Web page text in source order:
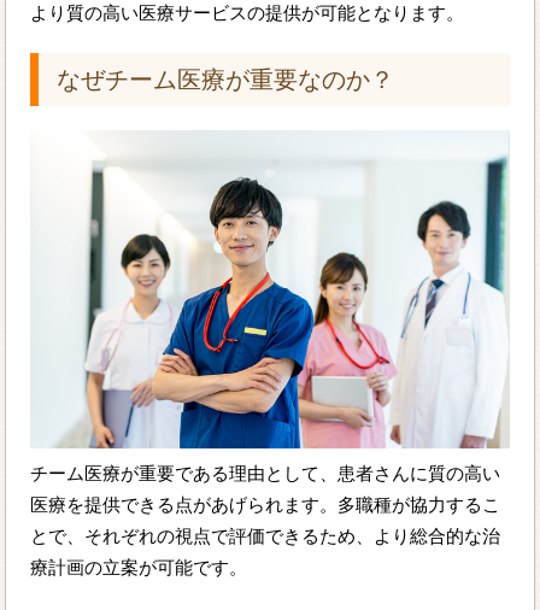
より質の高い医療サービスの提供が可能となります。
なぜチーム医療が重要なのか？
チーム医療が重要である理由として、患者さんに質の高い
医療を提供できる点があげられます。多職種が協力するこ
とで、それぞれの視点で評価できるため、より総合的な治
療計画の立案が可能です。